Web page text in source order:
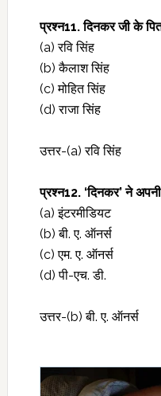
प्रश्‍न11. दिनकर जी के
(a) रवि सिंह
(b) कैलाश सिंह
(c) मोहित सिंह
(d) राजा सिंह
उत्तर-(a) रवि सिंह
प्रश्‍न12. ‘दिनकर’ ने
(a) इंटरमीडियट
(b) बी. ए. ऑनर्स
(c) एम. ए. ऑनर्स
(d) पी-एच. डी.
उत्तर-(b) बी. ए. ऑनर्स